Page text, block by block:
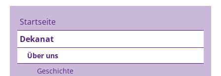
Startseite
Dekanat
Über uns
Geschichte